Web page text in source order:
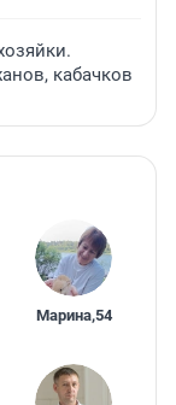
кабачков
Марина,54